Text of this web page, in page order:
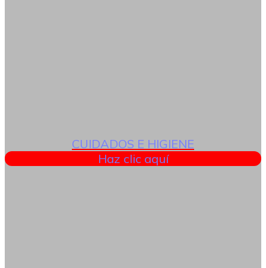
CUIDADOS E HIGIENE
Haz clic aquí